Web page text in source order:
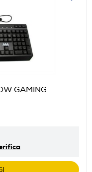
GAMING